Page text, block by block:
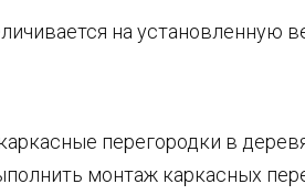
на установленную
перегородки в
монтаж каркасных